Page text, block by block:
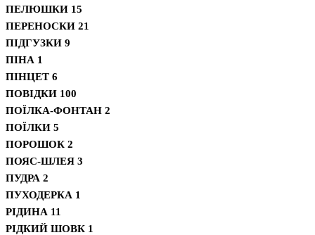
ПЕЛЮШКИ 15
ПЕРЕНОСКИ 21
ПІДГУЗКИ 9
ПІНА 1
ПІНЦЕТ 6
ПОВІДКИ 100
ПОЇЛКА-ФОНТАН 2
ПОЇЛКИ 5
ПОРОШОК 2
ПОЯС-ШЛЕЯ 3
ПУДРА 2
ПУХОДЕРКА 1
РІДИНА 11
РІДКИЙ ШОВК 1